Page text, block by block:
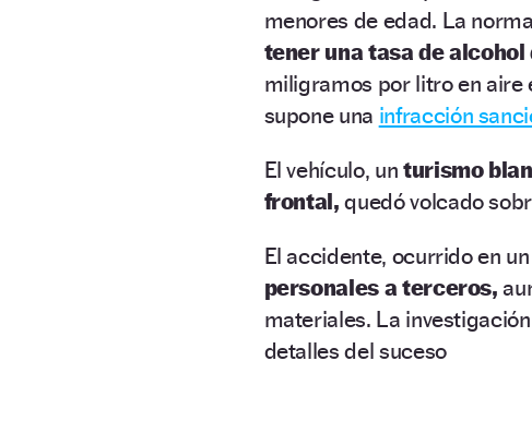
menores de edad. La
tener una tasa de
miligramos por litro en aire
supone una infracción
El vehículo, un turismo
frontal, quedó volcado
El accidente, ocurrido en
personales a terceros,
materiales. La
detalles del suceso